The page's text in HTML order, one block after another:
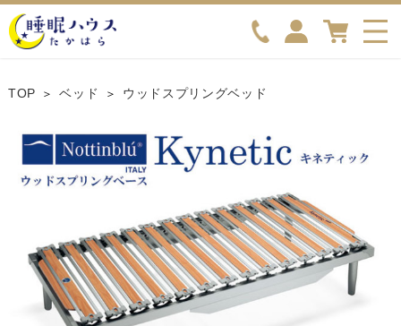
TOP ベッド ウッドスプリングベッド